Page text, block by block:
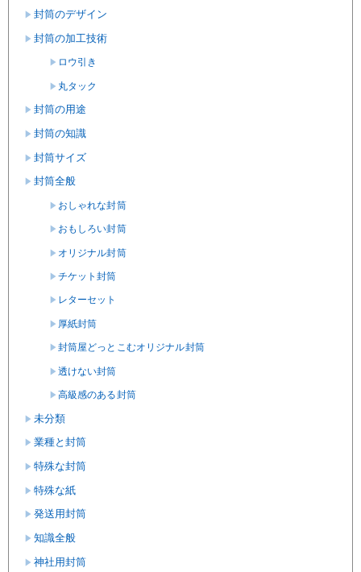
封筒のデザイン
封筒の加工技術
ロウ引き
丸タック
封筒の用途
封筒の知識
封筒サイズ
封筒全般
おしゃれな封筒
おもしろい封筒
オリジナル封筒
チケット封筒
レターセット
厚紙封筒
封筒屋どっとこむオリジナル封筒
透けない封筒
高級感のある封筒
未分類
業種と封筒
特殊な封筒
特殊な紙
発送用封筒
知識全般
神社用封筒